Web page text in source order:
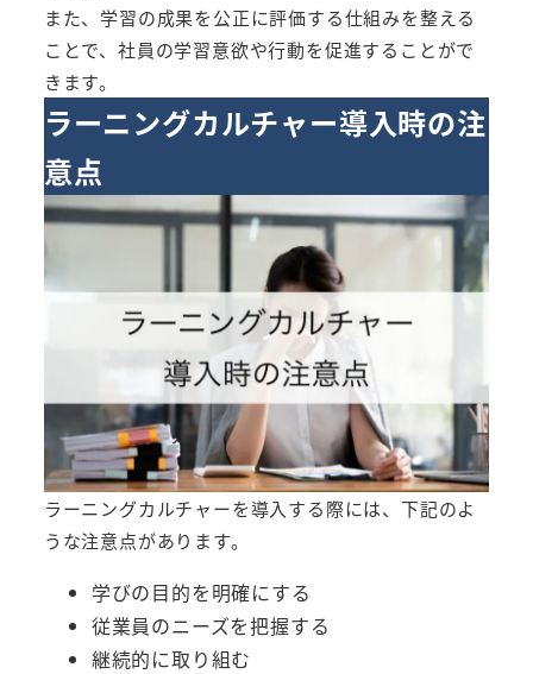
また、学習の成果を公正に評価する仕組みを整える
ことで、社員の学習意欲や行動を促進することがで
きます。
ラーニングカルチャー導入時の注
意点
ラーニングカルチャーを導入する際には、下記のよ
うな注意点があります。
学びの目的を明確にする
従業員のニーズを把握する
継続的に取り組む